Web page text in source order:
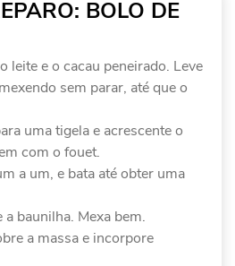
BOLO DE
leite e o cacau peneirado. Leve
sem parar, até que o
uma tigela e acrescente o
com o fouet.
a um, e bata até obter uma
baunilha. Mexa bem.
a massa e incorpore